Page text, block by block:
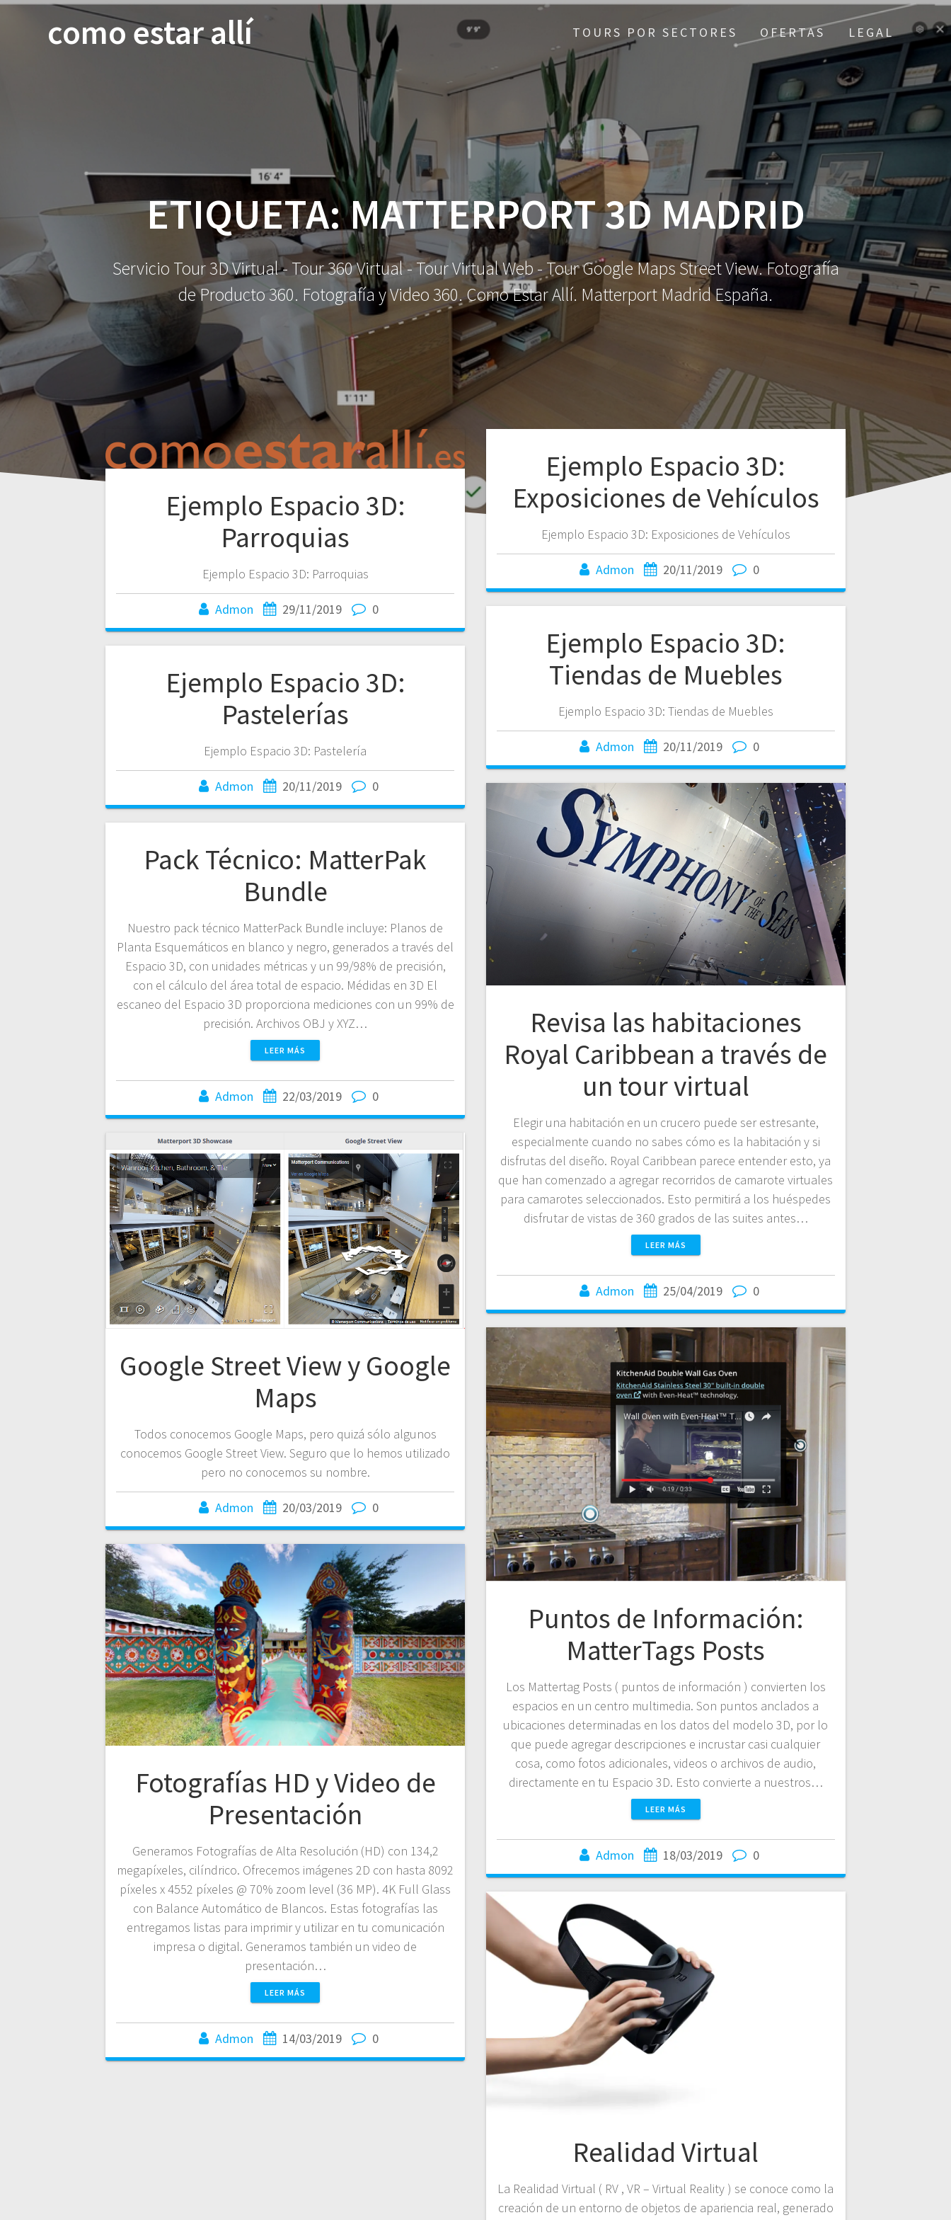
Saltar
contenidocomo estar allí TOURS POR SECTORES OFERTAS LEGAL
ETIQUETA:MATTERPORT 3D MADRID
Servicio Tour 3D Virtual - Tour 360 Virtual - Tour Virtual Web - Tour Google Maps Street View. Fotografía
de Producto 360. Fotografía y Video 360. Como Estar Allí. Matterport Madrid España.
Ejemplo Espacio 3D:
Parroquias
Ejemplo Espacio 3D: Parroquias
Admon 29/11/2019 0
Ejemplo Espacio 3D:
Exposiciones de Vehículos
Ejemplo Espacio 3D: Exposiciones de Vehículos
Admon 20/11/2019 0
Ejemplo Espacio 3D:
Tiendas de Muebles
Ejemplo Espacio 3D: Tiendas de Muebles
Admon 20/11/2019 0
Ejemplo Espacio 3D:
Pastelerías
Ejemplo Espacio 3D: Pastelería
Admon 20/11/2019 0
Revisa las habitaciones
Royal Caribbean a través de
un tour virtual
Elegir una habitación en un crucero puede ser estresante,
especialmente cuando no sabes cómo es la habitación y si
disfrutas del diseño. Royal Caribbean parece entender esto, ya
que han comenzado a agregar recorridos de camarote virtuales
para camarotes seleccionados. Esto permitirá a los huéspedes
disfrutar de vistas de 360 grados de las suites antes…
LEER MÁS
Admon 25/04/2019 0
Pack Técnico: MatterPak
Bundle
Nuestro pack técnico MatterPack Bundle incluye: Planos de
Planta Esquemáticos en blanco y negro, generados a través del
Espacio 3D, con unidades métricas y un 99/98% de precisión,
con el cálculo del área total de espacio. Médidas en 3D El
escaneo del Espacio 3D proporciona mediciones con un 99% de
precisión. Archivos OBJ y XYZ…
LEER MÁS
Admon 22/03/2019 0
Google Street View y Google
Maps
Todos conocemos Google Maps, pero quizá sólo algunos
conocemos Google Street View. Seguro que lo hemos utilizado
pero no conocemos su nombre.
Admon 20/03/2019 0
Puntos de Información:
MatterTags Posts
Los Mattertag Posts ( puntos de información ) convierten los
espacios en un centro multimedia. Son puntos anclados a
ubicaciones determinadas en los datos del modelo 3D, por lo
que puede agregar descripciones e incrustar casi cualquier
cosa, como fotos adicionales, videos o archivos de audio,
directamente en tu Espacio 3D. Esto convierte a nuestros…
LEER MÁS
Admon 18/03/2019 0
Fotografías HD y Video de
Presentación
Generamos Fotografías de Alta Resolución (HD) con 134,2
megapíxeles, cilíndrico. Ofrecemos imágenes 2D con hasta 8092
píxeles x 4552 píxeles @ 70% zoom level (36 MP). 4K Full Glass
con Balance Automático de Blancos. Estas fotografías las
entregamos listas para imprimir y utilizar en tu comunicación
impresa o digital. Generamos también un video de
presentación…
LEER MÁS
Admon 14/03/2019 0
Realidad Virtual
La Realidad Virtual ( RV , VR – Virtual Reality ) se conoce como la
creación de un entorno de objetos de apariencia real, generado